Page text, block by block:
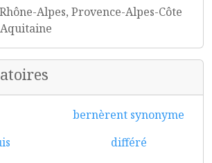
Alpes, Provence-Alpes-Côte
bernèrent synonyme
différé